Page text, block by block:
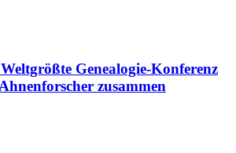
Genealogie-Konferenz
zusammen